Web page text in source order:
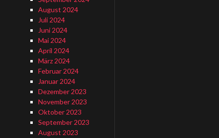
August 2024
Juli 2024
Juni 2024
Mai 2024
April 2024
März 2024
Februar 2024
Januar 2024
Dezember 2023
November 2023
Oktober 2023
September 2023
August 2023